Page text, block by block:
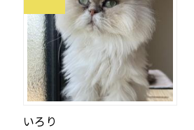
いろり